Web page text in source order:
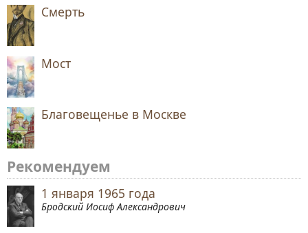
Смерть
Мост
Благовещенье в Москве
Рекомендуем
1 января 1965 года
Бродский Иосиф Александрович